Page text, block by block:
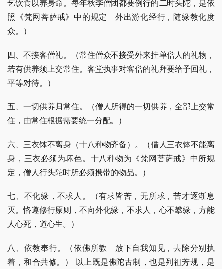
乞饮食以养身命。每年秋季僧团都要例行的二时头陀，是依
照《梵网菩萨戒》中的规定，外出游化经行，随缘教化度
众。）
四、不接客僧礼。（常住僧众不接受外来挂单僧人的礼物，
若有供养须上交常住。客堂执事对客僧的礼拜要给予回礼，
平等对待。）
五、一切供养归常住。（僧人所得的一切供养，全部上交常
住，由常住根据需要统一分配。）
六、三衣钵不离身（十八种物齐备）。（僧人三衣钵不能离
身，三衣必须为坏色。十八种物为《梵网菩萨戒》中所规
定，僧人行头陀时所必须携带的物品。）
七、不化缘，不求人。（有求皆苦，无所求，苦才逐渐息
灭。恪遵修行原则，不向外化缘，不求人，心不攀缘，方能
人心死，道心生。）
八、依教奉行。（依佛所教，放下自我知见，去除分别执
着，和合共修。） 以上既是佛陀古制，也是列祖芳规，是